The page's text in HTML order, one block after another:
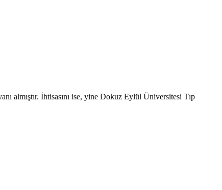
almıştır. İhtisasını ise, yine Dokuz Eylül Üniversitesi Tıp